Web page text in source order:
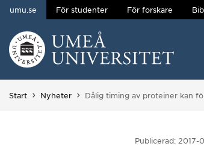
Hoppa direkt till innehållet
umu.se För studenter För forskare
Start Nyheter Du är här:
Dålig timing av proteiner kan
Publicerad: 2017-